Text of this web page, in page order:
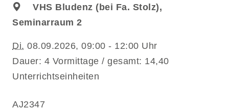
VHS Bludenz (bei Fa. Stolz),
Seminarraum 2
Di. 08.09.2026, 09:00 - 12:00 Uhr
Dauer: 4 Vormittage / gesamt: 14,40
Unterrichtseinheiten
AJ2347